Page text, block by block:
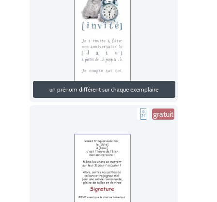
un prénom différent sur chaque exemplaire
gratuit